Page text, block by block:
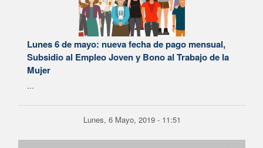
Lunes 6 de mayo: nueva fecha de pago mensual,
Subsidio al Empleo Joven y Bono al Trabajo de la
Mujer
...
Lunes, 6 Mayo, 2019 - 11:51